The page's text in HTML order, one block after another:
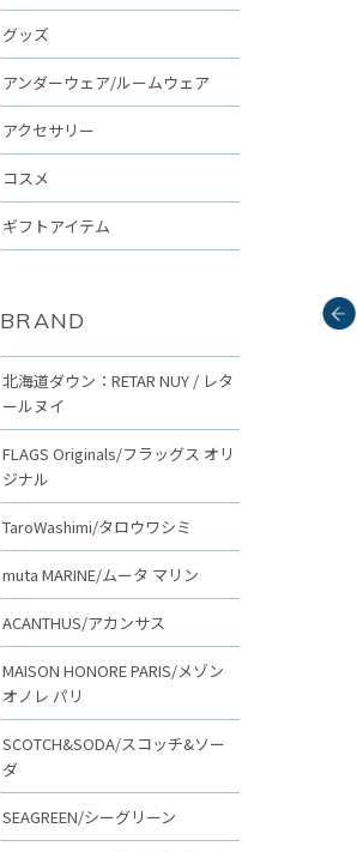
グッズ
アンダーウェア/ルームウェア
アクセサリー
コスメ
ギフトアイテム
BRAND
北海道ダウン：RETAR NUY / レタ
ールヌイ
FLAGS Originals/フラッグス オリ
ジナル
TaroWashimi/タロウワシミ
muta MARINE/ムータ マリン
ACANTHUS/アカンサス
MAISON HONORE PARIS/メゾン
オノレ パリ
SCOTCH&SODA/スコッチ&ソー
ダ
SEAGREEN/シーグリーン